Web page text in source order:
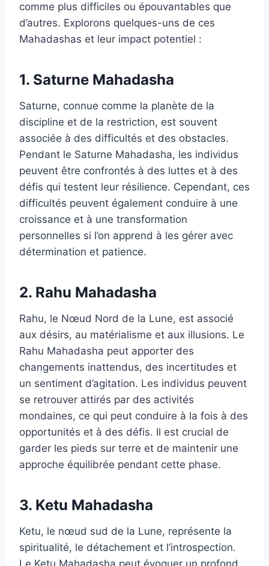
comme plus difficiles ou épouvantables que
d’autres. Explorons quelques-uns de ces
Mahadashas et leur impact potentiel :
1. Saturne Mahadasha
Saturne, connue comme la planète de la
discipline et de la restriction, est souvent
associée à des difficultés et des obstacles.
Pendant le Saturne Mahadasha, les individus
peuvent être confrontés à des luttes et à des
défis qui testent leur résilience. Cependant, ces
difficultés peuvent également conduire à une
croissance et à une transformation
personnelles si l’on apprend à les gérer avec
détermination et patience.
2. Rahu Mahadasha
Rahu, le Nœud Nord de la Lune, est associé
aux désirs, au matérialisme et aux illusions. Le
Rahu Mahadasha peut apporter des
changements inattendus, des incertitudes et
un sentiment d’agitation. Les individus peuvent
se retrouver attirés par des activités
mondaines, ce qui peut conduire à la fois à des
opportunités et à des défis. Il est crucial de
garder les pieds sur terre et de maintenir une
approche équilibrée pendant cette phase.
3. Ketu Mahadasha
Ketu, le nœud sud de la Lune, représente la
spiritualité, le détachement et l’introspection.